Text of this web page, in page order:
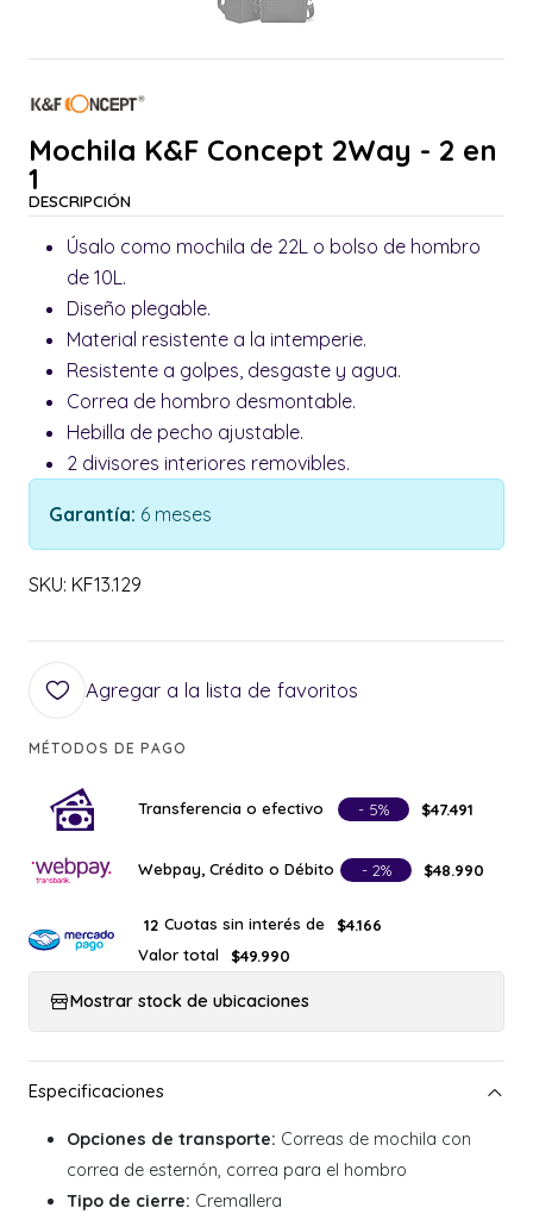
Mochila K&F Concept 2Way - 2 en
1
DESCRIPCIÓN
Úsalo como mochila de 22L o bolso de hombro
de 10L.
Diseño plegable.
Material resistente a la intemperie.
Resistente a golpes, desgaste y agua.
Correa de hombro desmontable.
Hebilla de pecho ajustable.
2 divisores interiores removibles.
Garantía: 6 meses
SKU: KF13.129
Agregar a la lista de favoritos
MÉTODOS DE PAGO
Transferencia o efectivo - 5% $47.491
Webpay, Crédito o Débito - 2% $48.990
12 Cuotas sin interés de
$4.166
Valor total
$49.990
Mostrar stock de ubicaciones
Opciones de transporte: Correas de mochila con
correa de esternón, correa para el hombro
Tipo de cierre: Cremallera